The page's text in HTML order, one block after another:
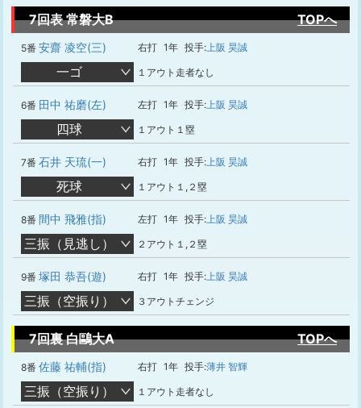
7回表 常磐大B TOPへ
5番 安齋 凌空(三) 右打 1年 投手:上阪 昊誠
一ゴ １アウト走者なし
6番 田中 祐磨(左) 左打 1年 投手:上阪 昊誠
四球 １アウト１塁
7番 石井 天琉(一) 右打 1年 投手:上阪 昊誠
死球 １アウト１,２塁
8番 間中 飛雅(指) 左打 1年 投手:上阪 昊誠
三振（見逃し） ２アウト１,２塁
9番 塚田 恭吾(遊) 右打 1年 投手:上阪 昊誠
三振（空振り） ３アウトチェンジ
7回裏 白鷗大A TOPへ
8番 佐藤 祐輔(指) 右打 1年 投手:薄井 智輝
三振（空振り） １アウト走者なし